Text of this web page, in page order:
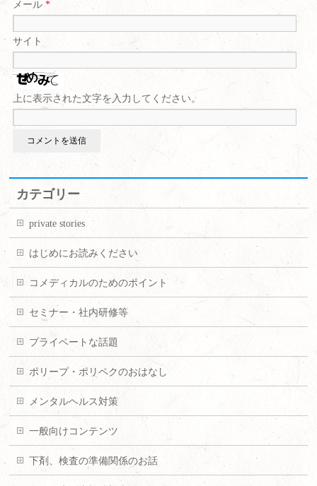
メール*
サイト
上に表示された文字を入力してください。
カテゴリー
private stories
はじめにお読みください
コメディカルのためのポイント
セミナー・社内研修等
プライベートな話題
ポリープ・ポリペクのおはなし
メンタルヘルス対策
一般向けコンテンツ
下剤、検査の準備関係のお話